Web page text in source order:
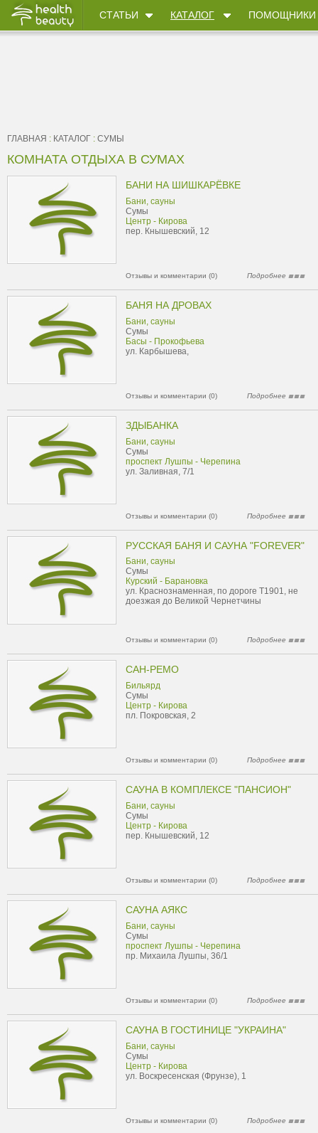
СТАТЬИ КАТАЛОГ ПОМОЩНИКИ
ГЛАВНАЯ : КАТАЛОГ : СУМЫ
КОМНАТА ОТДЫХА В СУМАХ
БАНИ НА ШИШКАРЁВКЕ
Бани, сауны
Сумы
Центр - Кирова
пер. Кнышевский, 12
Отзывы и комментарии (0) Подробнее
БАНЯ НА ДРОВАХ
Бани, сауны
Сумы
Басы - Прокофьева
ул. Карбышева,
Отзывы и комментарии (0) Подробнее
ЗДЫБАНКА
Бани, сауны
Сумы
проспект Лушпы - Черепина
ул. Заливная, 7/1
Отзывы и комментарии (0) Подробнее
РУССКАЯ БАНЯ И САУНА "FOREVER"
Бани, сауны
Сумы
Курский - Барановка
ул. Краснознаменная, по дороге Т1901, не
доезжая до Великой Чернетчины
Отзывы и комментарии (0) Подробнее
САН-РЕМО
Бильярд
Сумы
Центр - Кирова
пл. Покровская, 2
Отзывы и комментарии (0) Подробнее
САУНА В КОМПЛЕКСЕ "ПАНСИОН"
Бани, сауны
Сумы
Центр - Кирова
пер. Кнышевский, 12
Отзывы и комментарии (0) Подробнее
САУНА АЯКС
Бани, сауны
Сумы
проспект Лушпы - Черепина
пр. Михаила Лушпы, 36/1
Отзывы и комментарии (0) Подробнее
САУНА В ГОСТИНИЦЕ "УКРАИНА"
Бани, сауны
Сумы
Центр - Кирова
ул. Воскресенская (Фрунзе), 1
Отзывы и комментарии (0) Подробнее